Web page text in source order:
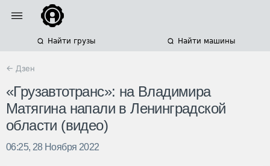
Найти грузы Найти машины
← Дзен
«Грузавтотранс»: на Владимира
Матягина напали в Ленинградской
области (видео)
06:25, 28 Ноября 2022